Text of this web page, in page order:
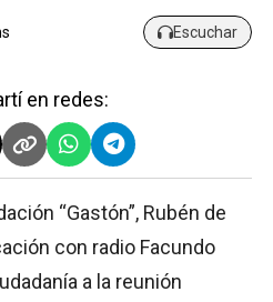
Escuchar
en redes:
“Gastón”, Rubén de
con radio Facundo
a la reunión